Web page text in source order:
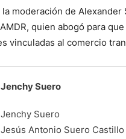
moderación de
quien abogó para
vinculadas al comercio
Jenchy Suero
Jenchy Suero
Jesús Antonio Suero